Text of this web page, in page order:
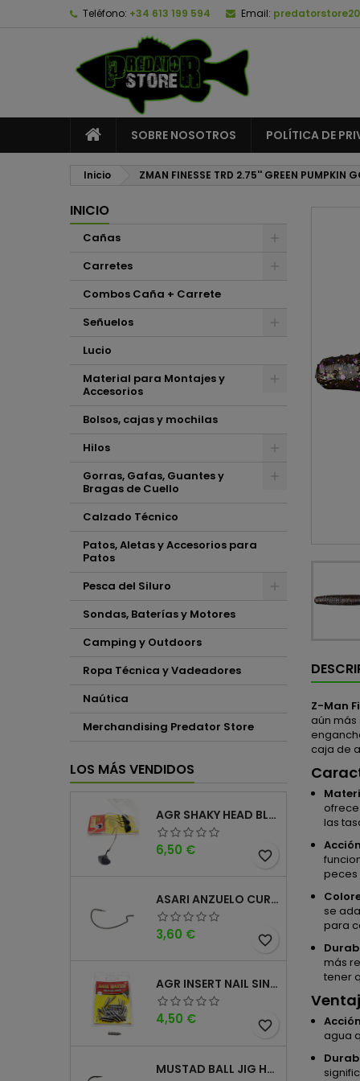
Teléfono: +34 613 199 594 Email:
SOBRE NOSOTROS POLÍTICA DE
Inicio ZMAN FINESSE TRD 2.75'' GREEN PUMPKIN
INICIO
Cañas
Carretes
Combos Caña + Carrete
Señuelos
Lucio
Material para Montajes y
Accesorios
Bolsos, cajas y mochilas
Hilos
Gorras, Gafas, Guantes y
Bragas de Cuello
Calzado Técnico
Patos, Aletas y Accesorios para
Patos
Pesca del Siluro
Sondas, Baterías y Motores
Camping y Outdoors
Ropa Técnica y Vadeadores
Naútica
Merchandising Predator Store
LOS MÁS VENDIDOS
AGR SHAKY HEAD BLACK 4PK
Precio
6,50 € favorite_border
ASARI ANZUELO CURVO CAROLINA WORM
Precio
3,60 € favorite_border
AGR INSERT NAIL SINKER
Precio
4,50 € favorite_border
MUSTAD BALL JIG HEAD KEEPER
Z-Man
aún más
caja de
las
peces
se
para
más
tener
agua